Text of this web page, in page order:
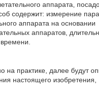
аппарата,
содержит: измерение
аппарата на основании
аппаратов,
на практике, далее будут
настоящего изобретения,